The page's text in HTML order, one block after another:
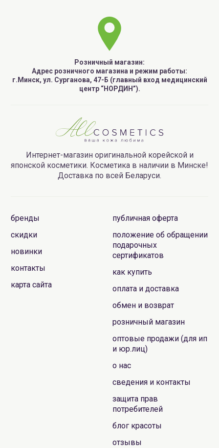
Розничный магазин:
Адрес розничного магазина и режим работы:
г.Минск, ул. Сурганова, 47-Б (главный вход медицинский
центр “НОРДИН”).
Интернет-магазин оригинальной корейской и
японской косметики. Косметика в наличии в Минске!
Доставка по всей Беларуси.
бренды
скидки
новинки
контакты
карта сайта
публичная оферта
положение об обращении
подарочных
сертификатов
как купить
оплата и доставка
обмен и возврат
розничный магазин
оптовые продажи (для ип
и юр.лиц)
о нас
сведения и контакты
защита прав
потребителей
блог красоты
отзывы